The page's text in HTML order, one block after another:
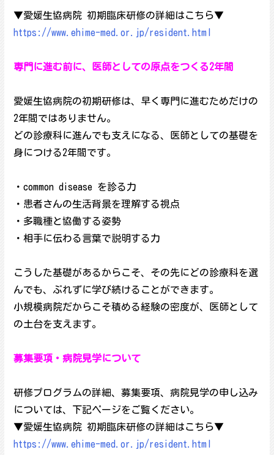
▼愛媛生協病院 初期臨床研修の詳細はこちら▼
https://www.ehime-med.or.jp/resident.html
専門に進む前に、医師としての原点をつくる2年間
愛媛生協病院の初期研修は、早く専門に進むためだけの
2年間ではありません。
どの診療科に進んでも支えになる、医師としての基礎を
身につける2年間です。
・common disease を診る力
・患者さんの生活背景を理解する視点
・多職種と協働する姿勢
・相手に伝わる言葉で説明する力
こうした基礎があるからこそ、その先にどの診療科を選
んでも、ぶれずに学び続けることができます。
小規模病院だからこそ積める経験の密度が、医師として
の土台を支えます。
募集要項・病院見学について
研修プログラムの詳細、募集要項、病院見学の申し込み
については、下記ページをご覧ください。
▼愛媛生協病院 初期臨床研修の詳細はこちら▼
https://www.ehime-med.or.jp/resident.html